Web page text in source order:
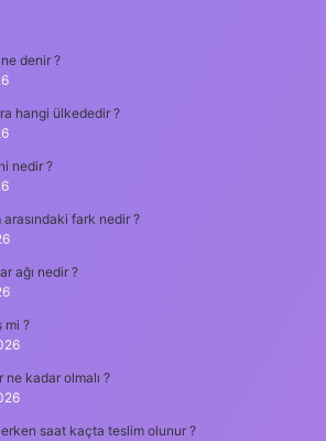
denir ?
hangi ülkededir ?
nedir ?
fark nedir ?
ağı nedir ?
mi ?
kadar olmalı ?
saat kaçta teslim olunur ?